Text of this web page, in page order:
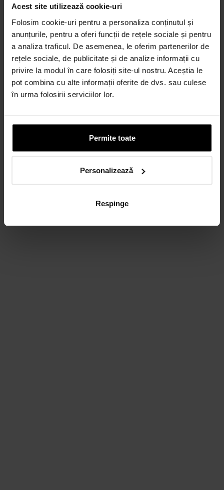
Acest site utilizează cookie-uri
Folosim cookie-uri pentru a personaliza conținutul și
anunțurile, pentru a oferi funcții de rețele sociale și pentru
a analiza traficul. De asemenea, le oferim partenerilor de
rețele sociale, de publicitate și de analize informații cu
privire la modul în care folosiți site-ul nostru. Aceștia le
pot combina cu alte informații oferite de dvs. sau culese
în urma folosirii serviciilor lor.
Permite toate
Personalizează
Respinge
Credit 100% Online prin UniCredit
CALCULEAZĂ RATA
Credit 100% Online prin TBI
CALCULEAZĂ RATA
CARD AVANTAJ
Până la 24 de rate fără dobândă.